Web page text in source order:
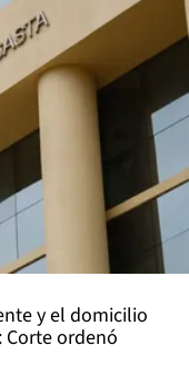
y el domicilio
Corte ordenó